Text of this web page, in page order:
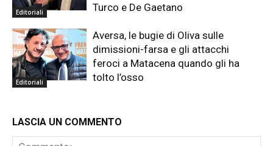
Editoriali
Turco e De Gaetano
Editoriali
Aversa, le bugie di Oliva sulle
dimissioni-farsa e gli attacchi
feroci a Matacena quando gli ha
tolto l’osso
LASCIA UN COMMENTO